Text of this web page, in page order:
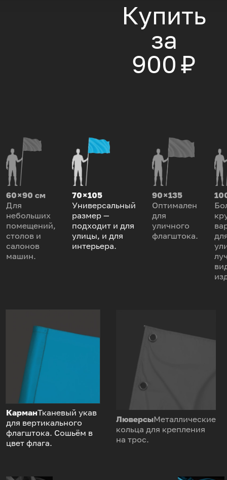
Купить
за
900 ₽
60 × 90 см
Для
небольших
помещений,
столов и
салонов
машин.
70 × 105
Универсальный
размер —
подходит и для
улицы, и для
интерьера.
90 × 135
Оптимален
для
уличного
флагштока.
КарманТканевый укав
для вертикального
флагштока. Сошьём в
цвет флага.
ЛюверсыМеталлические
кольца для крепления
на трос.